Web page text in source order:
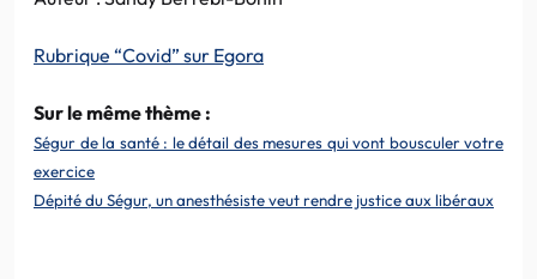
Rubrique “Covid” sur Egora
Sur le même thème :
Ségur de la santé : le détail des mesures qui vont bousculer votre
exercice
Dépité du Ségur, un anesthésiste veut rendre justice aux libéraux